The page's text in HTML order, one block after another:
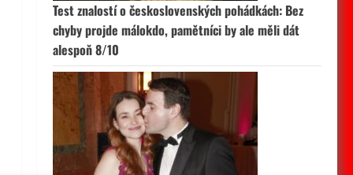
Test znalostí o československých pohádkách: Bez
chyby projde málokdo, pamětníci by ale měli dát
alespoň 8/10